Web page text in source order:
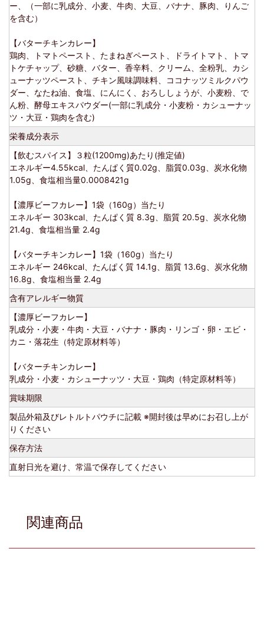
ー、（一部に乳成分、小麦、牛肉、大豆、バナナ、豚肉、りんご
を含む）
【バターチキンカレー】
鶏肉、トマトペースト、たまねぎペースト、ドライトマト、トマ
トケチャップ、砂糖、バター、香辛料、クリーム、全粉乳、カシ
ューナッツペースト、チキン風味調味料、ココナッツミルクパウ
ダー、なたね油、食塩、にんにく、おろししょうが、小麦粉、で
ん粉、酵母エキスパウダー(一部に乳成分・小麦粉・カシューナッ
ツ・大豆・鶏肉を含む)
栄養成分表示
【飲むスパイス】３粒(1200mg)あたり(推定値)
エネルギー4.55kcal、たんぱく質0.02g、脂質0.03g、炭水化物
1.05g、食塩相当量0.0008421g
【濃厚ビーフカレー】1袋（160g）当たり
エネルギー 303kcal、たんぱく質 8.3g、脂質 20.5g、炭水化物
21.4g、食塩相当量 2.4g
【バターチキンカレー】1袋（160g）当たり
エネルギー 246kcal、たんぱく質 14.1g、脂質 13.6g、炭水化物
16.8g、食塩相当量 2.4g
含有アレルギー物質
【濃厚ビーフカレー】
乳成分・小麦・牛肉・大豆・バナナ・豚肉・リンゴ・卵・エビ・
カニ・落花生（特定原材料等）
【バターチキンカレー】
乳成分・小麦・カシューナッツ・大豆・鶏肉（特定原材料等）
賞味期限
製品外箱及びレトルトパウチに記載 ※開封後は早めにお召し上が
りください
保存方法
直射日光を避け、常温で保存してください
関連商品